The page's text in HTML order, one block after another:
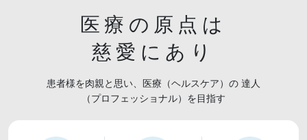
医療の原点は
慈愛にあり
患者様を肉親と思い、医療（ヘルスケア）の 達人
（プロフェッショナル）を目指す
医療の原点は
慈愛にあり
患者様を肉親と思い、医療（ヘルスケア）の 達人
（プロフェッショナル）を目指す